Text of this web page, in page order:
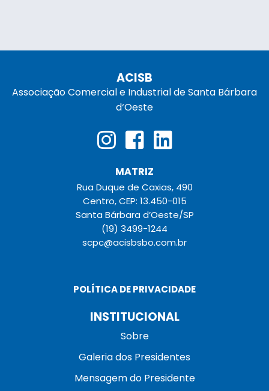
ACISB
Associação Comercial e Industrial de Santa Bárbara
d‘Oeste
MATRIZ
Rua Duque de Caxias, 490
Centro, CEP: 13.450-015
Santa Bárbara d’Oeste/SP
(19) 3499-1244
scpc@acisbsbo.com.br
POLÍTICA DE PRIVACIDADE
INSTITUCIONAL
Sobre
Galeria dos Presidentes
Mensagem do Presidente